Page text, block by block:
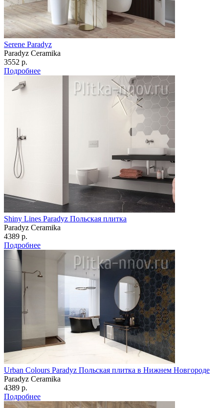
Serene Paradyz
Paradyz Сeramika
3552 р.
Подробнее
Shiny Lines Paradyz Польская плитка
Paradyz Сeramika
4389 р.
Подробнее
Urban Colours Paradyz Польская плитка в Нижнем Новгороде
Paradyz Сeramika
4389 р.
Подробнее